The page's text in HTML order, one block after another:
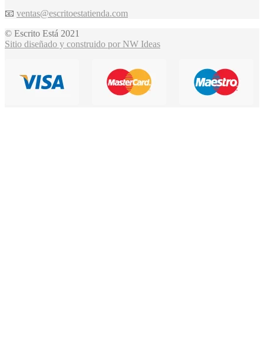
📧 ventas@escritoestatienda.com
© Escrito Está 2021
Sitio diseñado y construido por NW Ideas